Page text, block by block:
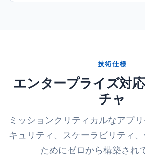
技術仕様
エンタープライズ対
チャ
ミッションクリティカルなアプ
キュリティ、スケーラビリティ
ためにゼロから構築され